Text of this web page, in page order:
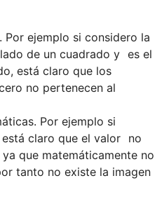
Por ejemplo si considero la
de un cuadrado y es el
está claro que los
no pertenecen al
Por ejemplo si
está claro que el valor no
que matemáticamente no
tanto no existe la imagen